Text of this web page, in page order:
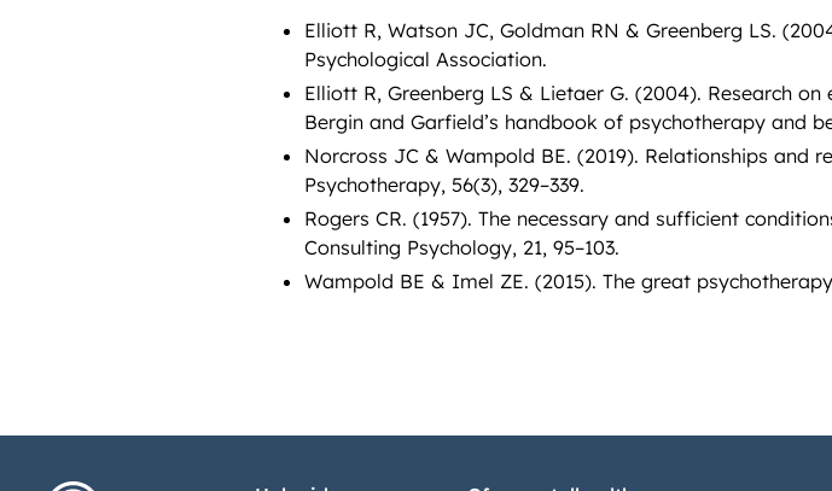
Elliott R, Watson JC, Goldman RN & Greenberg LS.
Psychological Association.
Elliott R, Greenberg LS & Lietaer G. (2004). Research
Bergin and Garfield’s handbook of psychotherapy and
Norcross JC & Wampold BE. (2019). Relationships and
Psychotherapy, 56(3), 329–339.
Rogers CR. (1957). The necessary and sufficient
Consulting Psychology, 21, 95–103.
Wampold BE & Imel ZE. (2015). The great